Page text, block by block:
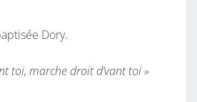
P
R
Dory.
toi, marche droit d’vant toi »